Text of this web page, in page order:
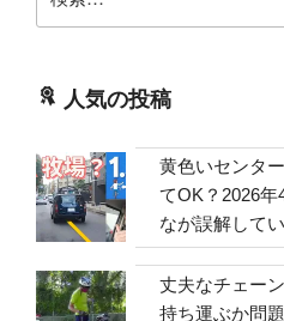
索:
人気の投稿
黄色いセンタ
てOK？2026
なが誤解して
丈夫なチェー
持ち運ぶか問題